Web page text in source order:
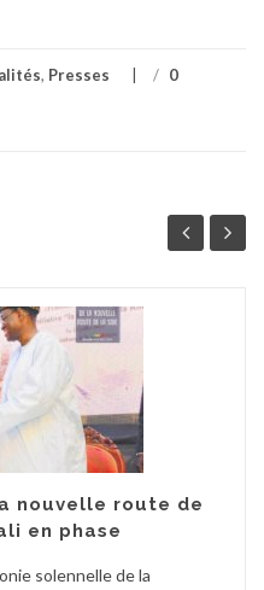
, Presses / 0
nouvelle route de
en phase
solennelle de la